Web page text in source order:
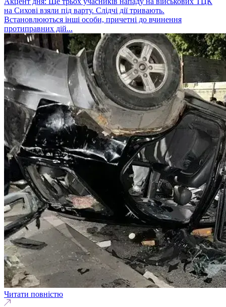
на Сихові взяли під варту. Слідчі дії тривають.
Встановлюються інші особи, причетні до вчинення
протиправних дій...
Читати повністю